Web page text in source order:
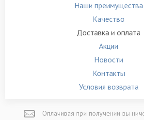
Наши преимущества
Качество
Доставка и оплата
Акции
Новости
Контакты
Условия возврата
Оплачивая при получении вы